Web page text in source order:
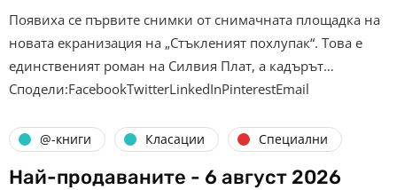
Появиха се първите снимки от снимачната площадка на
новата екранизация на „Стъкленият похлупак“. Това е
единственият роман на Силвия Плат, а кадърът…
Сподели:FacebookTwitterLinkedInPinterestEmail
@-книги Класации Специални
Най-продаваните - 6 август 2026